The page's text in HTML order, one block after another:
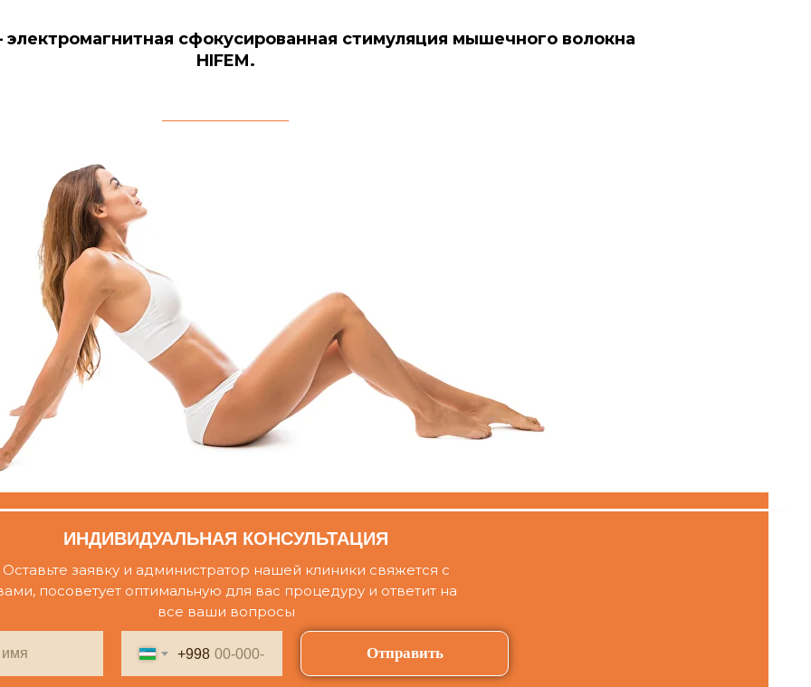
сфокусированная стимуляция мышечного волокна
HIFEM.
ИНДИВИДУАЛЬНАЯ КОНСУЛЬТАЦИЯ
Оставьте заявку и администратор нашей клиники свяжется с
посоветует оптимальную для вас процедуру и ответит на
все ваши вопросы
+998 Отправить